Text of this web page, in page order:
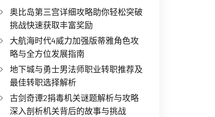
奥比岛第三宫详细攻略助你轻松突破
挑战快速获取丰富奖励
大航海时代4威力加强版蒂雅角色攻
略与全方位发展指南
地下城与勇士男法师职业转职推荐及
最佳转职选择解析
古剑奇谭2捐毒机关谜题解析与攻略
深入剖析机关背后的故事与挑战